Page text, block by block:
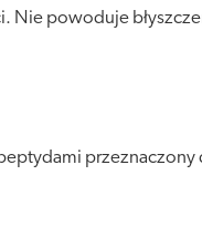
Nie powoduje